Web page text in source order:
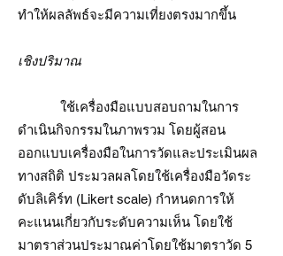
ทำให้ผลลัพธ์จะมีความเที่ยงตรงมากขึ้น
เชิงปริมาณ
ใช้เครื่องมือแบบสอบถามในการ
ดำเนินกิจกรรมในภาพรวม โดยผู้สอน
ออกแบบเครื่องมือในการวัดและประเมินผล
ทางสถิติ ประมวลผลโดยใช้เครื่องมือวัดระ
ดับลิเคิร์ท (Likert scale) กำหนดการให้
คะแนนเกี่ยวกับระดับความเห็น โดยใช้
มาตราส่วนประมาณค่าโดยใช้มาตราวัด 5